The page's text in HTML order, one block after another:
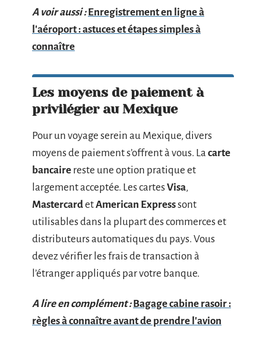
A voir aussi : Enregistrement en ligne à
l'aéroport : astuces et étapes simples à
connaître
Les moyens de paiement à
privilégier au Mexique
Pour un voyage serein au Mexique, divers
moyens de paiement s’offrent à vous. La carte
bancaire reste une option pratique et
largement acceptée. Les cartesVisa,
MastercardetAmerican Expresssont
utilisables dans la plupart des commerces et
distributeurs automatiques du pays. Vous
devez vérifier les frais de transaction à
l’étranger appliqués par votre banque.
A lire en complément : Bagage cabine rasoir :
règles à connaître avant de prendre l'avion